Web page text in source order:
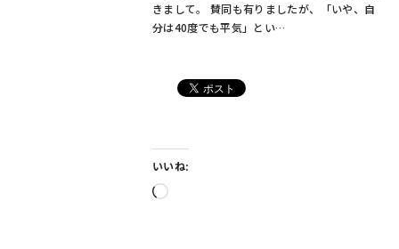
きまして。 賛同も有りましたが、「いや、自
分は40度でも平気」とい…
いいね:
読